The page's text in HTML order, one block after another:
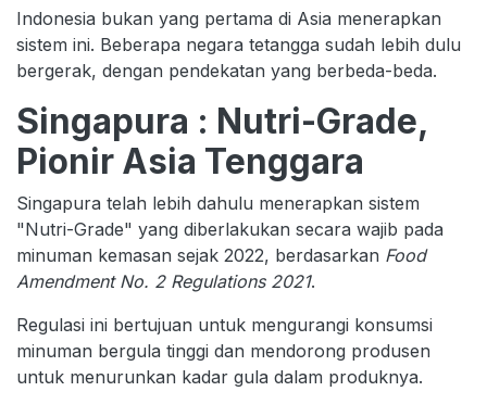
Indonesia bukan yang pertama di Asia menerapkan
sistem ini. Beberapa negara tetangga sudah lebih dulu
bergerak, dengan pendekatan yang berbeda-beda.
Singapura : Nutri-Grade,
Pionir Asia Tenggara
Singapura telah lebih dahulu menerapkan sistem
"Nutri-Grade" yang diberlakukan secara wajib pada
minuman kemasan sejak 2022, berdasarkan Food
Amendment No. 2 Regulations 2021.
Regulasi ini bertujuan untuk mengurangi konsumsi
minuman bergula tinggi dan mendorong produsen
untuk menurunkan kadar gula dalam produknya.